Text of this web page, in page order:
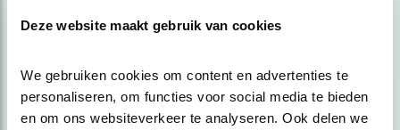
Deze website maakt gebruik van cookies
We gebruiken cookies om content en advertenties te
personaliseren, om functies voor social media te bieden
en om ons websiteverkeer te analyseren. Ook delen we